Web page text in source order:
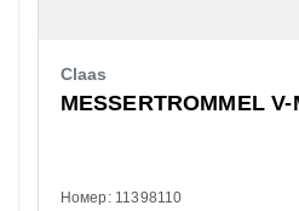
Claas
MESSERTROMMEL
Номер: 11398110